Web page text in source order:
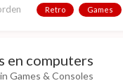
Retro Games
en computers
Games & Consoles